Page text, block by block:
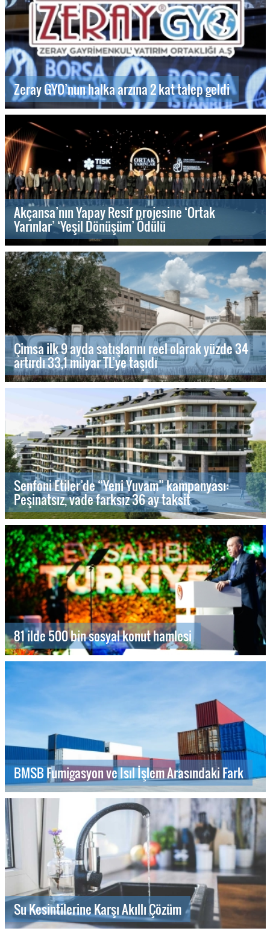
Zeray GYO’nun halka arzına 2 kat talep geldi
Akçansa’nın Yapay Resif projesine ‘Ortak
Yarınlar’ ‘Yeşil Dönüşüm’ Ödülü
Çimsa ilk 9 ayda satışlarını reel olarak yüzde 34
artırdı 33,1 milyar TL’ye taşıdı
Senfoni Etiler’de “Yeni Yuvam” kampanyası:
Peşinatsız, vade farksız 36 ay taksit
81 ilde 500 bin sosyal konut hamlesi
BMSB Fumigasyon ve Isıl İşlem Arasındaki Fark
Su Kesintilerine Karşı Akıllı Çözüm